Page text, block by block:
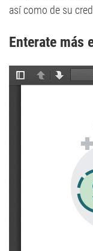
así como de su
Enterate más